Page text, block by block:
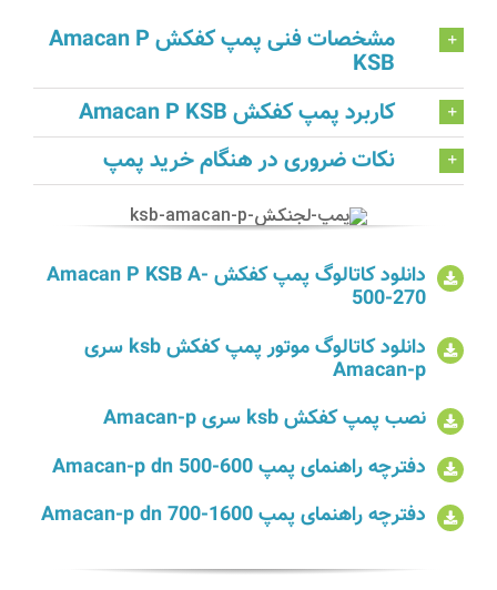
مشخصات فنی پمپ کفکش Amacan P
KSB
کاربرد پمپ کفکش Amacan P KSB
نکات ضروری در هنگام خرید پمپ
دانلود کاتالوگ پمپ کفکش Amacan P KSB A-
500-270
دانلود کاتالوگ موتور پمپ کفکش ksb سری
Amacan-p
نصب پمپ کفکش ksb سری Amacan-p
دفترچه راهنمای پمپ Amacan-p dn 500-600
دفترچه راهنمای پمپ Amacan-p dn 700-1600